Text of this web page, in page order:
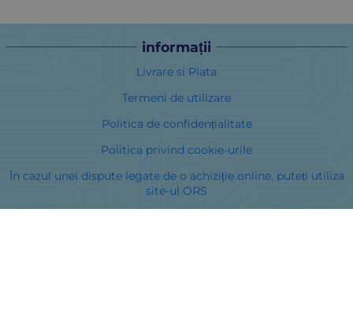
informații
Livrare si Plata
Termeni de utilizare
Politica de confidențialitate
Politica privind cookie-urile
În cazul unei dispute legate de o achiziție online, puteți utiliza
site-ul ORS